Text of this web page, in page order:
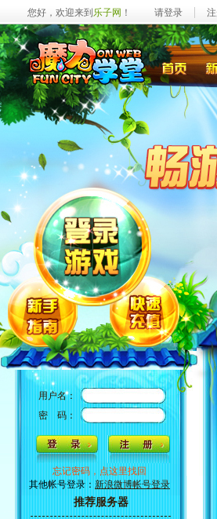
您好，欢迎来到 乐子网 ！ 请登录
用户名：
密 码：
忘记密码，点这里找回
其他帐号登录： 新浪微博帐号登录
推荐服务器